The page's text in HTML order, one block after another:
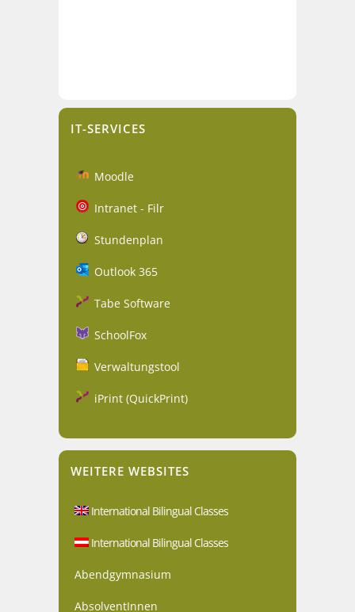
IT-SERVICES
Moodle
Intranet - Filr
Stundenplan
Outlook 365
Tabe Software
SchoolFox
Verwaltungstool
iPrint (QuickPrint)
WEITERE WEBSITES
International Bilingual Classes
International Bilingual Classes
Abendgymnasium
AbsolventInnen